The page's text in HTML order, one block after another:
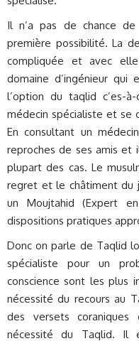
Il n’a pas de chance
première possibilité. La
compliquée et avec
domaine d’ingénieur
l’option du taqlid c’es-
médecin spécialiste et se
En consultant un
reproches de ses amis et
plupart des cas. Le
regret et le châtiment du
un Moujtahid (Expert
dispositions pratiques
Donc on parle de Taqlid
spécialiste pour un
conscience sont les plus
nécessité du recours au
des versets
nécessité du Taqlid. Il